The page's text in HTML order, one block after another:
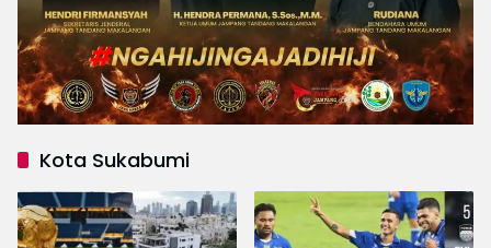
Kota Sukabumi